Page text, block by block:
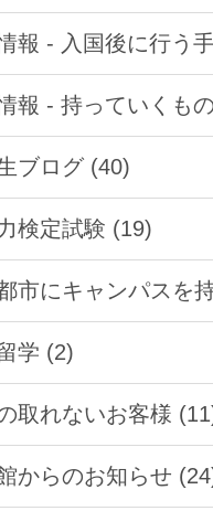
報 - 入国後に行う
報 - 持っていくも
ブログ (40)
検定試験 (19)
市にキャンパスを
学 (2)
取れないお客様
からのお知らせ